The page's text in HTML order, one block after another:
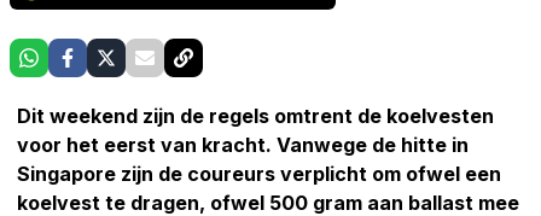
Dit weekend zijn de regels omtrent de koelvesten
voor het eerst van kracht. Vanwege de hitte in
Singapore zijn de coureurs verplicht om ofwel een
koelvest te dragen, ofwel 500 gram aan ballast mee